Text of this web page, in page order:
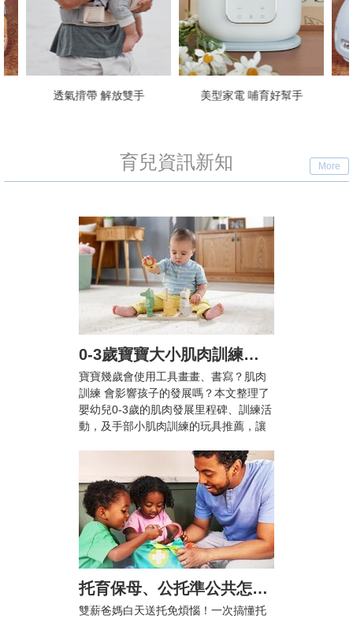
美型家電 哺育好幫手 義大利手工學步車
育兒資訊新知 More
0-3歲寶寶大小肌肉訓練怎麼做？爸媽必知的肌肉發展里程碑與10+款推薦玩具
寶寶幾歲會使用工具畫畫、書寫？肌肉
訓練 會影響孩子的發展嗎？本文整理了
嬰幼兒0-3歲的肌肉發展里程碑、訓練活
動，及手部小肌肉訓練的玩具推薦，讓
托育保母、公托準公共怎麼選？雙薪家庭托育攻略與親子陪伴指南
雙薪爸媽白天送托免煩惱！一次搞懂托